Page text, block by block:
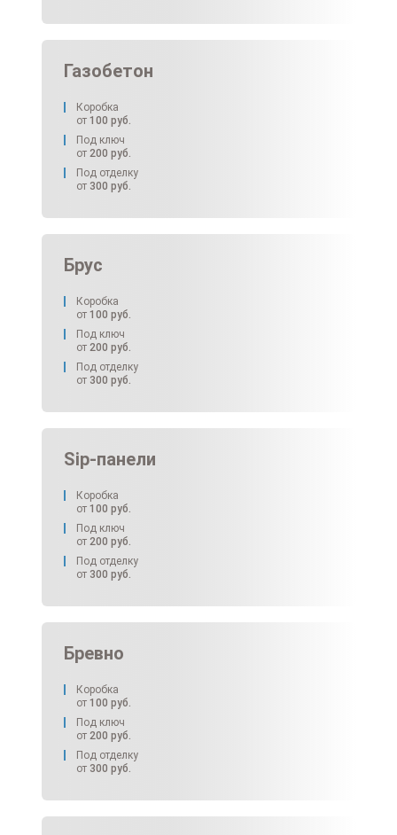
Газобетон
Коробка
от 100 руб.
Под ключ
от 200 руб.
Под отделку
от 300 руб.
Брус
Коробка
от 100 руб.
Под ключ
от 200 руб.
Под отделку
от 300 руб.
Sip-панели
Коробка
от 100 руб.
Под ключ
от 200 руб.
Под отделку
от 300 руб.
Бревно
Коробка
от 100 руб.
Под ключ
от 200 руб.
Под отделку
от 300 руб.